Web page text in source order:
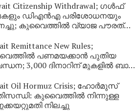
Citizenship Withdrawal; ഗൾഫ്
ഡിഎൻഎ പരിശോധനയും
കുവൈത്തിൽ വ്യാജ പൗരത്വം
Remittance New Rules;
പണമയക്കാൻ പുതിയ
3,000 ദിനാറിന് മുകളിൽ ബാങ്ക്
Oil Hormuz Crisis; ഹോർമുസ്
കുവൈത്തിൽ നിന്നുള്ള
നിലച്ചു